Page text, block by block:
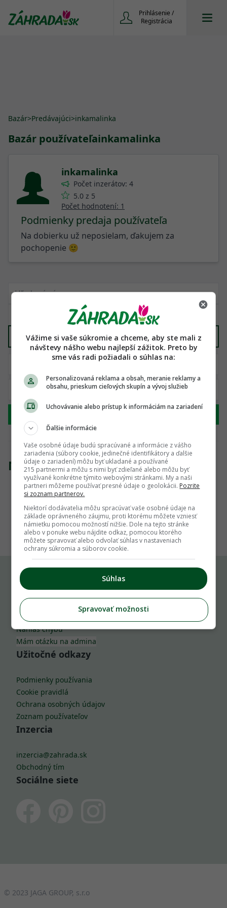
Prihlásenie /
Registrácia
Bazár>Predávajúci>inkamalinka
Bazár používateľainkamalinka
inkamalinka
Počet inzerátov: 4
5.0 z 5
Počet hodnotení: 1
Podmienky predaja používateľa
Na dobierku už neposielam, ďakujem za
pochopenie 🙂
Dekorácie, kvetináče, nádoby
Nenašli sme žiadny produkt
1
Komu môžeš napísať
info@zahrada.sk
Nahlás chybu
Mám otázku na admina
Užitočné odkazy
Podmienky používania
Cookie pravidlá
Ochrana osobných údajov
Zoznam používateľov
Inzercia
inzercia@zahrada.sk
Obchodný tím
Sociálne siete
© 2023 JAGA GROUP, s.r.o
Vážime si vaše súkromie a chceme, aby ste mali z
návštevy nášho webu najlepší zážitok. Preto by
sme vás radi požiadali o súhlas na:
Personalizovaná reklama a obsah, meranie reklamy a
obsahu, prieskum cieľových skupín a vývoj služieb
Uchovávanie alebo prístup k informáciám na zariadení
Ďalšie informácie
Vaše osobné údaje budú spracúvané a informácie z vášho
zariadenia (súbory cookie, jedinečné identifikátory a ďalšie
údaje o zariadení) môžu byť ukladané a používané
215 partnermi a môžu s nimi byť zdieľané alebo môžu byť
využívané konkrétne týmito webovými stránkami. My a naši
partneri môžeme používať presné údaje o geolokácii. Pozrite
si zoznam partnerov.
Niektorí dodávatelia môžu spracúvať vaše osobné údaje na
základe oprávneného záujmu, proti ktorému môžete vzniesť
námietku pomocou možností nižšie. Dole na tejto stránke
alebo v ponuke webu nájdite odkaz, pomocou ktorého
môžete spravovať alebo odvolať súhlas v nastaveniach
ochrany súkromia a súborov cookie.
Súhlas
Spravovať možnosti